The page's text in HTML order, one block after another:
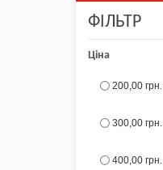
ФІЛЬТР
Ціна
200,00 грн.
300,00 грн.
400,00 грн.